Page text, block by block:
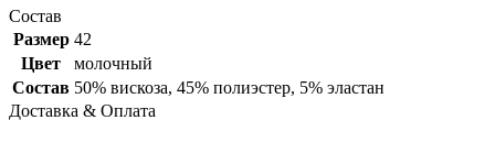
Состав
Размер 42
Цвет
молочный
Состав 50% вискоза, 45% полиэстер, 5% эластан
Доставка & Оплата